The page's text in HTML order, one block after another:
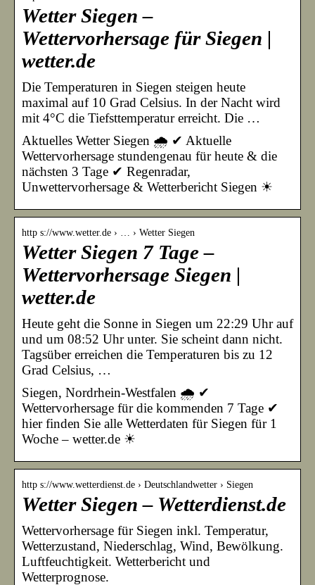
Wetter Siegen –
Wettervorhersage für Siegen |
wetter.de
Die Temperaturen in Siegen steigen heute
maximal auf 10 Grad Celsius. In der Nacht wird
mit 4°C die Tiefsttemperatur erreicht. Die …
Aktuelles Wetter Siegen 🌧️ ✔ Aktuelle
Wettervorhersage stundengenau für heute & die
nächsten 3 Tage ✔ Regenradar,
Unwettervorhersage & Wetterbericht Siegen ☀
http s://www.wetter.de › … › Wetter Siegen
Wetter Siegen 7 Tage –
Wettervorhersage Siegen |
wetter.de
Heute geht die Sonne in Siegen um 22:29 Uhr auf
und um 08:52 Uhr unter. Sie scheint dann nicht.
Tagsüber erreichen die Temperaturen bis zu 12
Grad Celsius, …
Siegen, Nordrhein-Westfalen 🌧️ ✔
Wettervorhersage für die kommenden 7 Tage ✔
hier finden Sie alle Wetterdaten für Siegen für 1
Woche – wetter.de ☀
http s://www.wetterdienst.de › Deutschlandwetter › Siegen
Wetter Siegen – Wetterdienst.de
Wettervorhersage für Siegen inkl. Temperatur,
Wetterzustand, Niederschlag, Wind, Bewölkung.
Luftfeuchtigkeit. Wetterbericht und
Wetterprognose.